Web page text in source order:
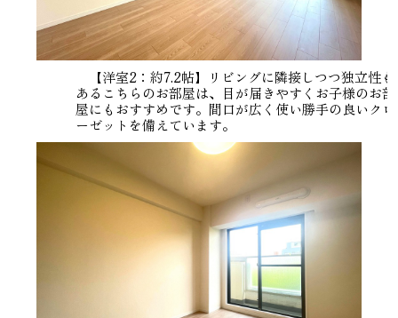
【洋室2：約7.2帖】リビングに隣接しつつ独立性も
あるこちらのお部屋は、目が届きやすくお子様のお部
屋にもおすすめです。間口が広く使い勝手の良いクロ
ーゼットを備えています。